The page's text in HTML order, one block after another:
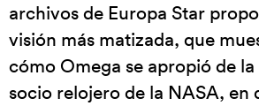
archivos de Europa Star
visión más matizada, que
cómo Omega se apropió de
socio relojero de la NASA, en